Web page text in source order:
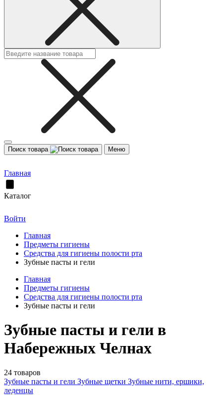
Поиск товара Меню
Главная
Каталог
Войти
Главная
Предметы гигиены
Средства для гигиены полости рта
Зубные пасты и гели
Главная
Предметы гигиены
Средства для гигиены полости рта
Зубные пасты и гели
Зубные пасты и гели в
Набережных Челнах
24 товаров
Зубные пасты и гели Зубные щетки Зубные нити, ершики,
леденцы